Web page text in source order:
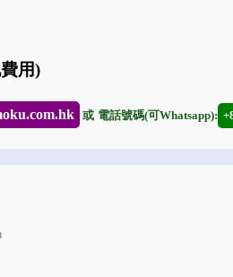
用)
或 電話號碼(可Whatsapp):